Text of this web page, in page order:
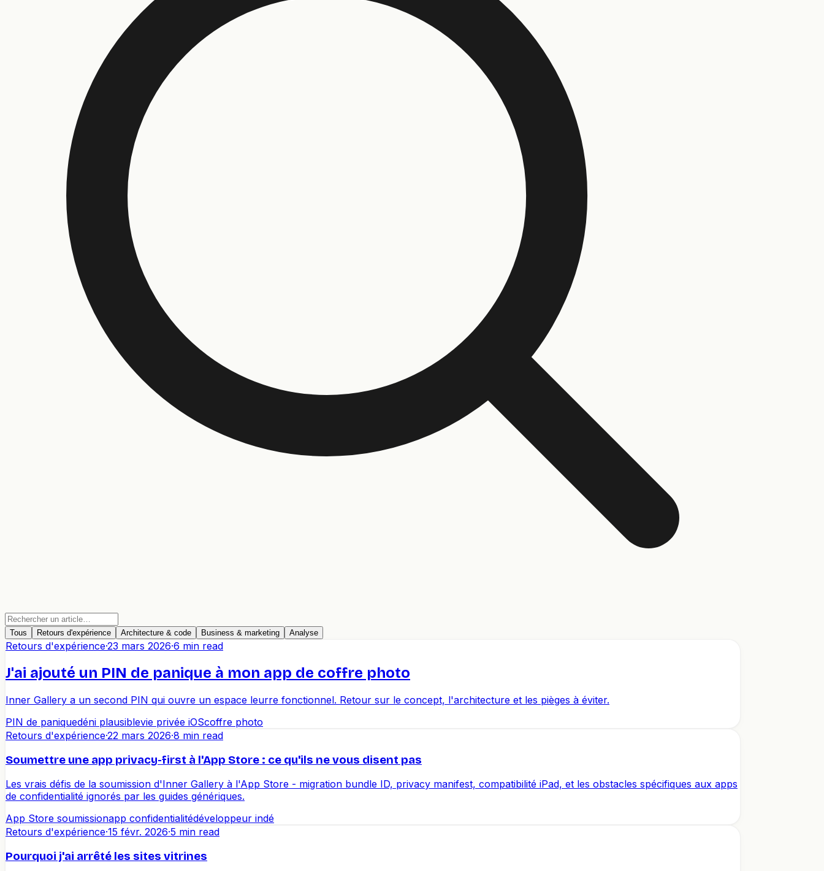
Tous Retours d'expérience Architecture & code Business & marketing Analyse
Retours d'expérience·23 mars 2026·6 min read
J'ai ajouté un PIN de panique à mon app de coffre photo
Inner Gallery a un second PIN qui ouvre un espace leurre fonctionnel. Retour sur le concept, l'architecture et les pièges à éviter.
PIN de paniquedéni plausiblevie privée iOScoffre photo
Retours d'expérience·22 mars 2026·8 min read
Soumettre une app privacy-first à l'App Store : ce qu'ils ne vous disent pas
Les vrais défis de la soumission d'Inner Gallery à l'App Store - migration bundle ID, privacy manifest, compatibilité iPad, et les obstacles spécifiques aux apps
de confidentialité ignorés par les guides génériques.
App Store soumissionapp confidentialitédéveloppeur indé
Retours d'expérience·15 févr. 2026·5 min read
Pourquoi j'ai arrêté les sites vitrines